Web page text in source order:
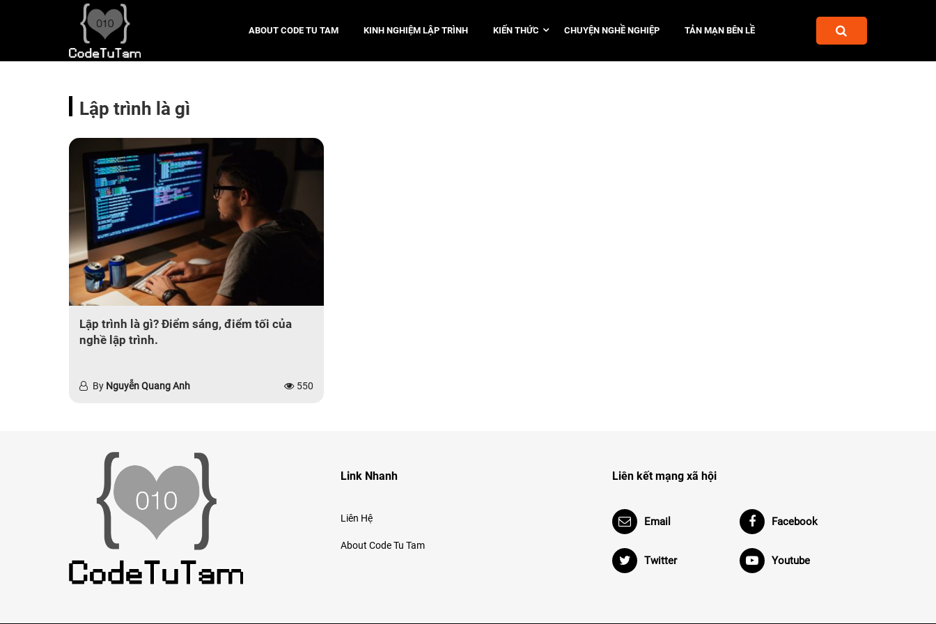
ABOUT CODE TU TAM KINH NGHIỆM LẬP TRÌNH KIẾN THỨC CHUYỆN NGHỀ NGHIỆP TẢN MẠN BÊN LỀ
Lập trình là gì
Lập trình là gì? Điểm sáng, điểm tối của
nghề lập trình.
By Nguyễn Quang Anh 550
Link Nhanh
Liên Hệ
About Code Tu Tam
Liên kết mạng xã hội
Email Facebook
Twitter Youtube